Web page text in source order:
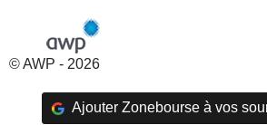
© AWP - 2026
Ajouter Zonebourse à vos